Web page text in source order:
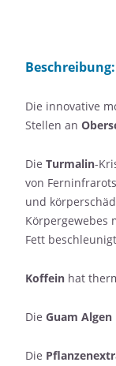
Beschreibung:
Die innovative
Stellen an
Die Turmalin-
von
und
Körpergewebes
Fett
Koffein hat
Die Guam Algen
Die